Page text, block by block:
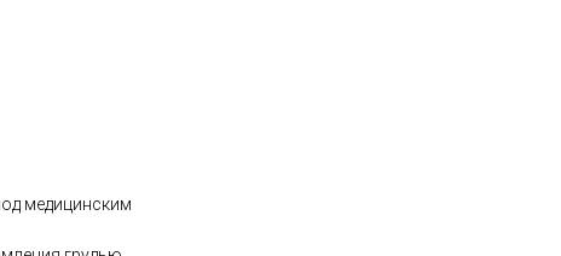
медицинским